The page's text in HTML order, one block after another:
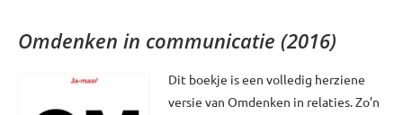
Omdenken in communicatie (2016)
Dit boekje is een volledig herziene
versie van Omdenken in relaties. Zo’n